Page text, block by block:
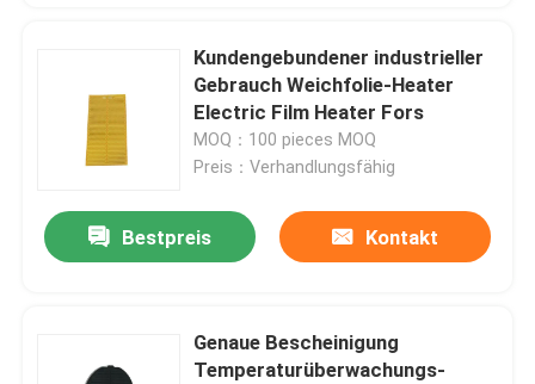
Kundengebundener industrieller
Gebrauch Weichfolie-Heater
Electric Film Heater Fors
MOQ：100 pieces MOQ
Preis：Verhandlungsfähig
Bestpreis Kontakt
Genaue Bescheinigung
Temperaturüberwachungs-